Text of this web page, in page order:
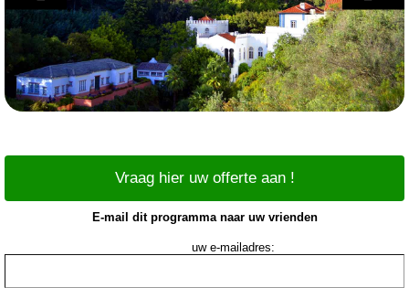
Vraag hier uw offerte aan !
E-mail dit programma naar uw vrienden
uw e-mailadres: